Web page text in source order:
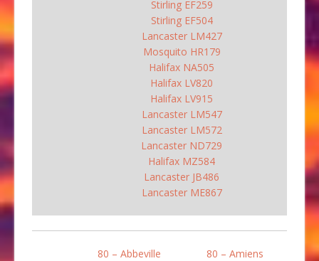
Stirling EF259
Stirling EF504
Lancaster LM427
Mosquito HR179
Halifax NA505
Halifax LV820
Halifax LV915
Lancaster LM547
Lancaster LM572
Lancaster ND729
Halifax MZ584
Lancaster JB486
Lancaster ME867
80 – Abbeville
80 – Amiens